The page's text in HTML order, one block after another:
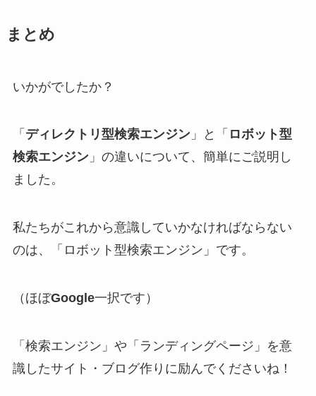
まとめ
いかがでしたか？
「 ディレクトリ型検索エンジン」と「 ロボット型
検索エンジン」の違いについて、簡単にご説明し
ました。
私たちがこれから意識していかなければならない
のは、「 ロボット型検索エンジン 」です。
（ほぼGoogle一択です）
「検索エンジン」や「ランディングページ」を意
識したサイト・ブログ作りに励んでくださいね！